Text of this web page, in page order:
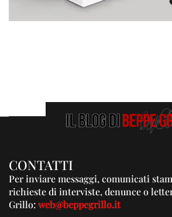
CONTATTI
Per inviare messaggi, comunicati
richieste di interviste, denunce o
Grillo:web@beppegrillo.it